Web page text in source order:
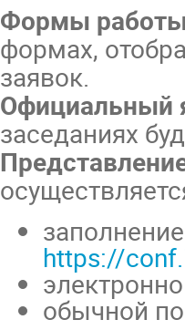
Формы
формах,
заявок.
Официальный
заседаниях
https://
обычной